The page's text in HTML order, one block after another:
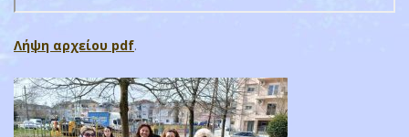
Λήψη αρχείου pdf.